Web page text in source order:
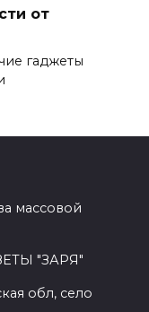
от
гаджеты
массовой
"ЗАРЯ"
обл, село